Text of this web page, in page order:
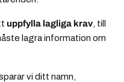
uppfylla lagliga krav , till
lagra information om
vi ditt namn,